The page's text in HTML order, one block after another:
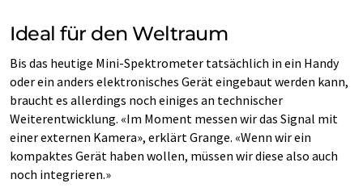
Ideal für den Weltraum
Bis das heutige Mini-Spektrometer tatsächlich in ein Handy
oder ein anders elektronisches Gerät eingebaut werden kann,
braucht es allerdings noch einiges an technischer
Weiterentwicklung. «Im Moment messen wir das Signal mit
einer externen Kamera», erklärt Grange. «Wenn wir ein
kompaktes Gerät haben wollen, müssen wir diese also auch
noch integrieren.»